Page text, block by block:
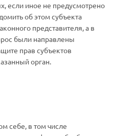
если иное не предусмотрено
об этом субъекта
представителя, а в
были направлены
прав субъектов
орган.
себе, в том числе